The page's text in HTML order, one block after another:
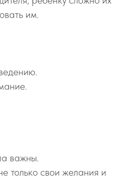
им.
важны.
только свои желания и